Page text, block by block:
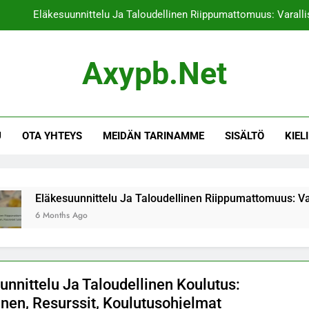
Eläkesuunnittelu Ja Taloudellinen Riippumattomuus:
Eläkesuunnittelu Ja Eläkeoikeudet:
Eläkesuunnittelu Ja Taloudellinen Riippumattomuus:
Eläkesuunnittelu Ja Eläkeoikeudet:
Axypb.net
OTA YHTEYS MEIDÄN TARINAMME SISÄLTÖ KIELI
Ja Taloudellinen Riippumattomuus:
Ago
Ja Taloudellinen Koulutus:
Resurssit, Koulutusohjelmat